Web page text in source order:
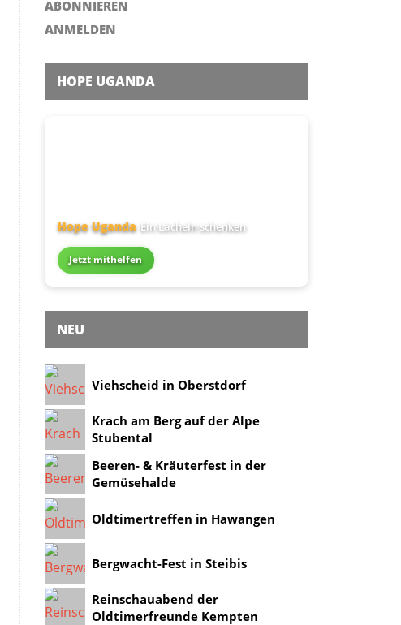
ABONNIEREN
ANMELDEN
HOPE UGANDA
Hope Uganda Ein Lächeln schenken
Jetzt mithelfen
NEU
Viehscheid in Oberstdorf
Krach am Berg auf der Alpe
Stubental
Beeren- & Kräuterfest in der
Gemüsehalde
Oldtimertreffen in Hawangen
Bergwacht-Fest in Steibis
Reinschauabend der
Oldtimerfreunde Kempten